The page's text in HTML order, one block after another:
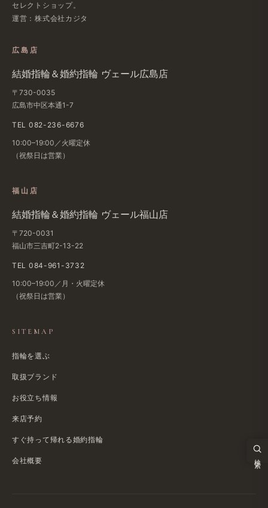
セレクトショップ。
運営：株式会社カジタ
広島店
結婚​指輪＆婚約指輪 ヴェール​広島店
〒730-0035
広島市中区本通1-7
TEL 082-236-6676
10:00–19:00／火曜定休
（祝祭日は​営業）
福山店
結婚​指輪＆婚約指輪 ヴェール福山店
〒720-0031
福山市三吉町2-13-22
TEL 084-961-3732
10:00–19:00／月・火曜定休
（祝祭日は​営業）
SITEMAP
指輪を選ぶ
取扱ブランド
お役立ち情報
来店予約
すぐ​持って帰れる​婚約指輪
会社概要